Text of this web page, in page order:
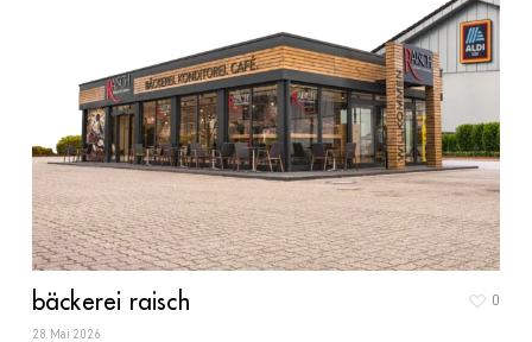
bäckerei raisch
28. Mai 2026
0